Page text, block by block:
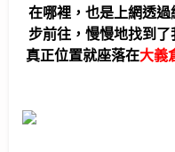
在哪裡，也是上網透
步前往，慢慢地找到
真正位置就座落在大義